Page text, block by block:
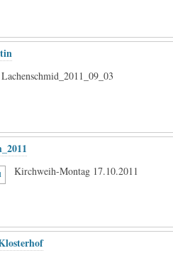
Lachenschmid_2011_09_03
Kirchweih-Montag 17.10.2011